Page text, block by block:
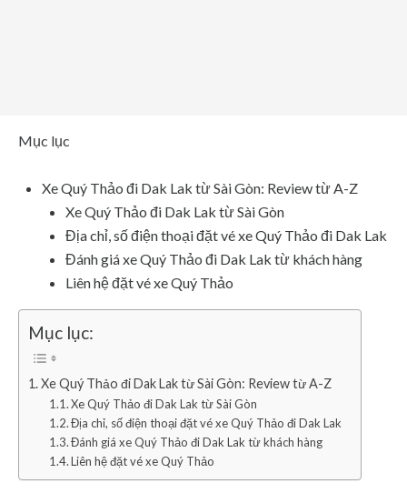
Mục lục
Xe Quý Thảo đi Dak Lak từ Sài Gòn: Review từ A-Z
Xe Quý Thảo đi Dak Lak từ Sài Gòn
Địa chỉ, số điện thoại đặt vé xe Quý Thảo đi Dak Lak
Đánh giá xe Quý Thảo đi Dak Lak từ khách hàng
Liên hệ đặt vé xe Quý Thảo
Mục lục:
Xe Quý Thảo đi Dak Lak từ Sài Gòn: Review từ A-Z
Xe Quý Thảo đi Dak Lak từ Sài Gòn
Địa chỉ, số điện thoại đặt vé xe Quý Thảo đi Dak Lak
Đánh giá xe Quý Thảo đi Dak Lak từ khách hàng
Liên hệ đặt vé xe Quý Thảo